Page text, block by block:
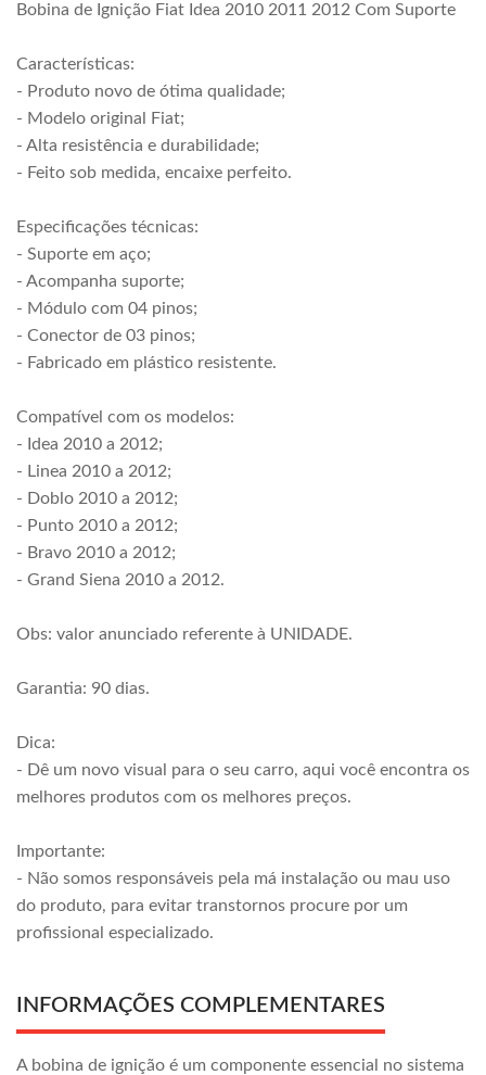
Bobina de Ignição Fiat Idea 2010 2011 2012 Com Suporte
Características:
- Produto novo de ótima qualidade;
- Modelo original Fiat;
- Alta resistência e durabilidade;
- Feito sob medida, encaixe perfeito.
Especificações técnicas:
- Suporte em aço;
- Acompanha suporte;
- Módulo com 04 pinos;
- Conector de 03 pinos;
- Fabricado em plástico resistente.
Compatível com os modelos:
- Idea 2010 a 2012;
- Linea 2010 a 2012;
- Doblo 2010 a 2012;
- Punto 2010 a 2012;
- Bravo 2010 a 2012;
- Grand Siena 2010 a 2012.
Obs: valor anunciado referente à UNIDADE.
Garantia: 90 dias.
Dica:
- Dê um novo visual para o seu carro, aqui você encontra os
melhores produtos com os melhores preços.
Importante:
- Não somos responsáveis pela má instalação ou mau uso
do produto, para evitar transtornos procure por um
profissional especializado.
INFORMAÇÕES COMPLEMENTARES
A bobina de ignição é um componente essencial no sistema